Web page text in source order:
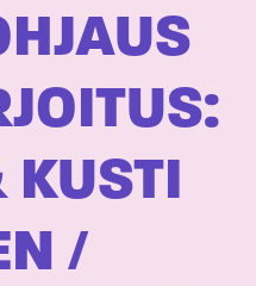
KUSTI
/